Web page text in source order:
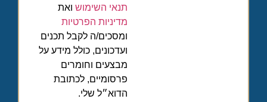
תנאי השימוש ואת
מדיניות הפרטיות
ומסכים/ה לקבל תכנים
ועדכונים, כולל מידע על
מבצעים וחומרים
פרסומיים, לכתובת
הדוא״ל שלי.